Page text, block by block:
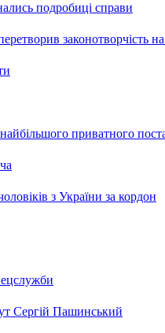
подробиці справи
законотворчість на
приватного
з України за кордон
Сергій Пашинський